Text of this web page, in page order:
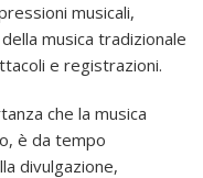
musicali,
musica tradizionale
e registrazioni.
che la musica
è da tempo
divulgazione,